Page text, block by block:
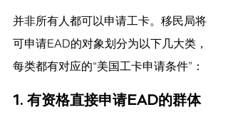
并非所有人都可以申请工卡。移民局将
可申请EAD的对象划分为以下几大类，
每类都有对应的“美国工卡申请条件”：
1. 有资格直接申请EAD的群体